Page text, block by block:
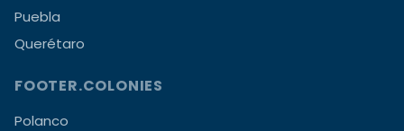
Puebla
Querétaro
FOOTER.COLONIES
Polanco